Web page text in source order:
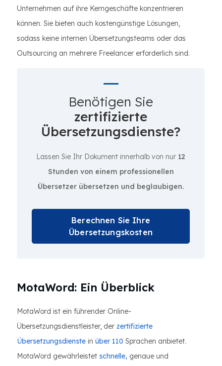
Unternehmen auf ihre Kerngeschäfte konzentrieren
können. Sie bieten auch kostengünstige Lösungen,
sodass keine internen Übersetzungsteams oder das
Outsourcing an mehrere Freelancer erforderlich sind.
Benötigen Sie
zertifizierte
Übersetzungsdienste?
Lassen Sie Ihr Dokument innerhalb von nur 12
Stunden von einem professionellen
Übersetzer übersetzen und beglaubigen.
Berechnen Sie Ihre
Übersetzungskosten
MotaWord: Ein Überblick
MotaWord ist ein führender Online-
Übersetzungsdienstleister, der zertifizierte
Übersetzungsdienste in über 110 Sprachen anbietet.
MotaWord gewährleistet schnelle, genaue und